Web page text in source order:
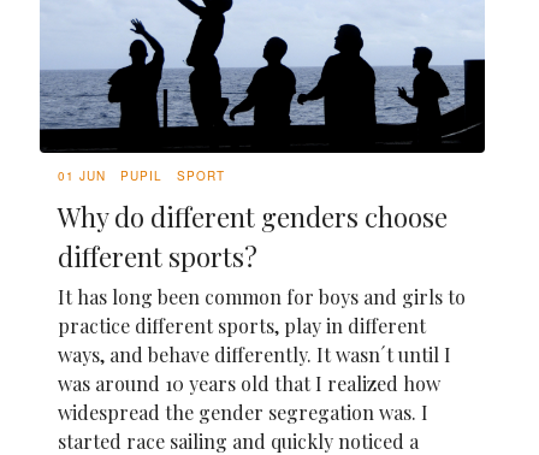
01 JUN PUPIL SPORT
Why do different genders choose
different sports?
It has long been common for boys and girls to
practice different sports, play in different
ways, and behave differently. It wasn´t until I
was around 10 years old that I realized how
widespread the gender segregation was. I
started race sailing and quickly noticed a